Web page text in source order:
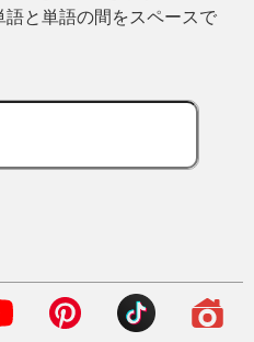
と単語の間をスペースで